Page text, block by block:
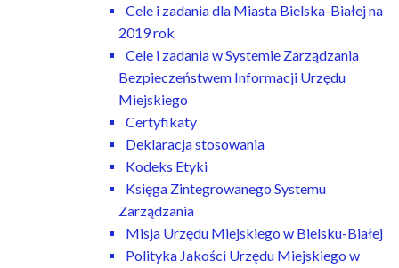
Cele i zadania dla Miasta Bielska-Białej na
2019 rok
Cele i zadania w Systemie Zarządzania
Bezpieczeństwem Informacji Urzędu
Miejskiego
Certyfikaty
Deklaracja stosowania
Kodeks Etyki
Księga Zintegrowanego Systemu
Zarządzania
Misja Urzędu Miejskiego w Bielsku-Białej
Polityka Jakości Urzędu Miejskiego w